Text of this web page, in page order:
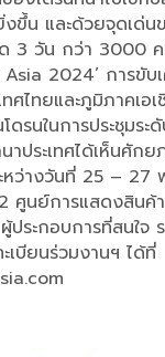
ขึ้น และด้วยจุดเด่น
3 วัน กว่า 3000
2024’ การขับ
ศไทยและภูมิภาคเอ
ดรนในการประชุมระ
ประเทศได้เห็นศักย
ะหว่างวันที่ 25 – 27
ศูนย์การแสดงสินค้า
ระกอบการที่สนใจ
เบียนร่วมงานฯ ได้ที่